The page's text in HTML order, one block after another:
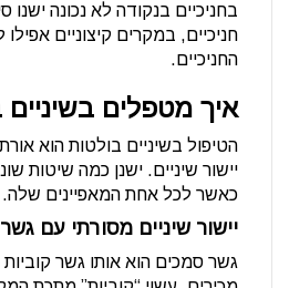
בחניכיים בנקודה לא נכונה ישנו
חניכיים, במקרים קיצוניים
החניכיים.
איך מטפלים בשיניים
הטיפול בשיניים בולטות הוא
יישור שיניים. ישנן כמה שיטות
כאשר לכל אחת המאפיינים שלה.
יישור שיניים מסורתי עם
גשר סמכים הוא אותו גשר קוביות